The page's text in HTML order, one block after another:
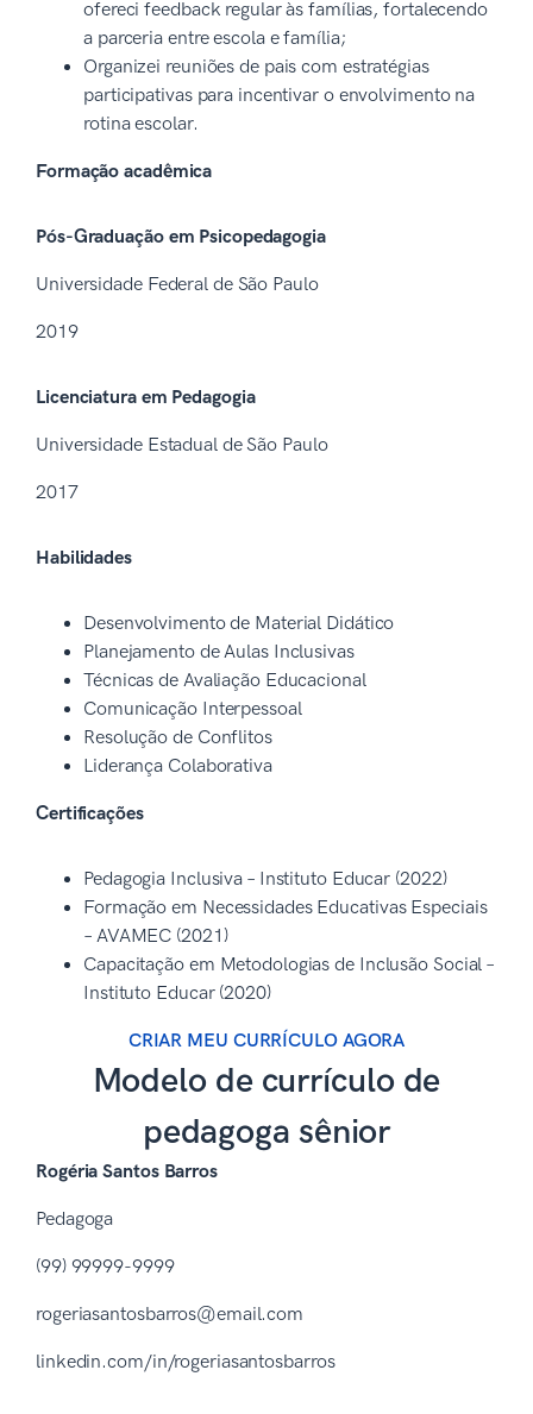
ofereci feedback regular às famílias, fortalecendo
a parceria entre escola e família;
Organizei reuniões de pais com estratégias
participativas para incentivar o envolvimento na
rotina escolar.
Formação acadêmica
Pós-Graduação em Psicopedagogia
Universidade Federal de São Paulo
2019
Licenciatura em Pedagogia
Universidade Estadual de São Paulo
2017
Habilidades
Desenvolvimento de Material Didático
Planejamento de Aulas Inclusivas
Técnicas de Avaliação Educacional
Comunicação Interpessoal
Resolução de Conflitos
Liderança Colaborativa
Certificações
Pedagogia Inclusiva – Instituto Educar (2022)
Formação em Necessidades Educativas Especiais
– AVAMEC (2021)
Capacitação em Metodologias de Inclusão Social –
Instituto Educar (2020)
CRIAR MEU CURRÍCULO AGORA
Modelo de currículo de
pedagoga sênior
Rogéria Santos Barros
Pedagoga
(99) 99999-9999
rogeriasantosbarros@email.com
linkedin.com/in/rogeriasantosbarros